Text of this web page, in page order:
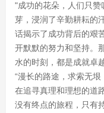
"成功的花朵，人们只
芽，浸润了辛勤耕耘的
话揭示了成功背后的艰
开默默的努力和坚持。
水的时刻，都是成就卓
“漫长的路途，求索无
在追寻真理和理想的道
没有终点的旅程，只有